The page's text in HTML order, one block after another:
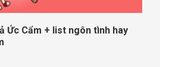
Ức Cẩm + list ngôn tình hay